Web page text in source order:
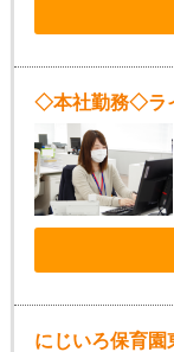
にじいろ保育園